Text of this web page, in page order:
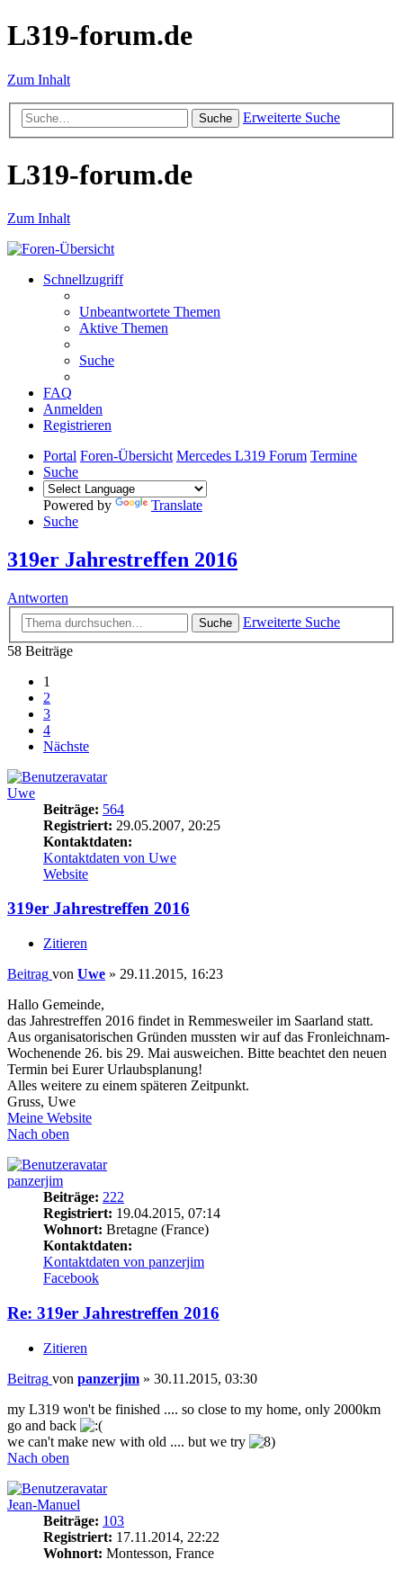
L319-forum.de
Zum Inhalt
Suche Erweiterte Suche
L319-forum.de
Zum Inhalt
Schnellzugriff
Unbeantwortete Themen
Aktive Themen
Suche
FAQ
Anmelden
Registrieren
Portal Foren-Übersicht Mercedes L319 Forum Termine
Suche
Powered by
Translate
Suche
319er Jahrestreffen 2016
Antworten
Suche
Erweiterte Suche
58 Beiträge
1
2
3
4
Nächste
Uwe
Beiträge: 564
Registriert: 29.05.2007, 20:25
Kontaktdaten:
Kontaktdaten von Uwe
Website
319er Jahrestreffen 2016
Zitieren
Beitrag von Uwe » 29.11.2015, 16:23
Hallo Gemeinde,
das Jahrestreffen 2016 findet in Remmesweiler im Saarland statt.
Aus organisatorischen Gründen mussten wir auf das Fronleichnam-
Wochenende 26. bis 29. Mai ausweichen. Bitte beachtet den neuen
Termin bei Eurer Urlaubsplanung!
Alles weitere zu einem späteren Zeitpunkt.
Gruss, Uwe
Meine Website
Nach oben
panzerjim
Beiträge: 222
Registriert: 19.04.2015, 07:14
Wohnort: Bretagne (France)
Kontaktdaten:
Kontaktdaten von panzerjim
Facebook
Re: 319er Jahrestreffen 2016
Zitieren
Beitrag von panzerjim » 30.11.2015, 03:30
my L319 won't be finished .... so close to my home, only 2000km
go and back
we can't make new with old .... but we try
Nach oben
Jean-Manuel
Beiträge: 103
Registriert: 17.11.2014, 22:22
Wohnort: Montesson, France